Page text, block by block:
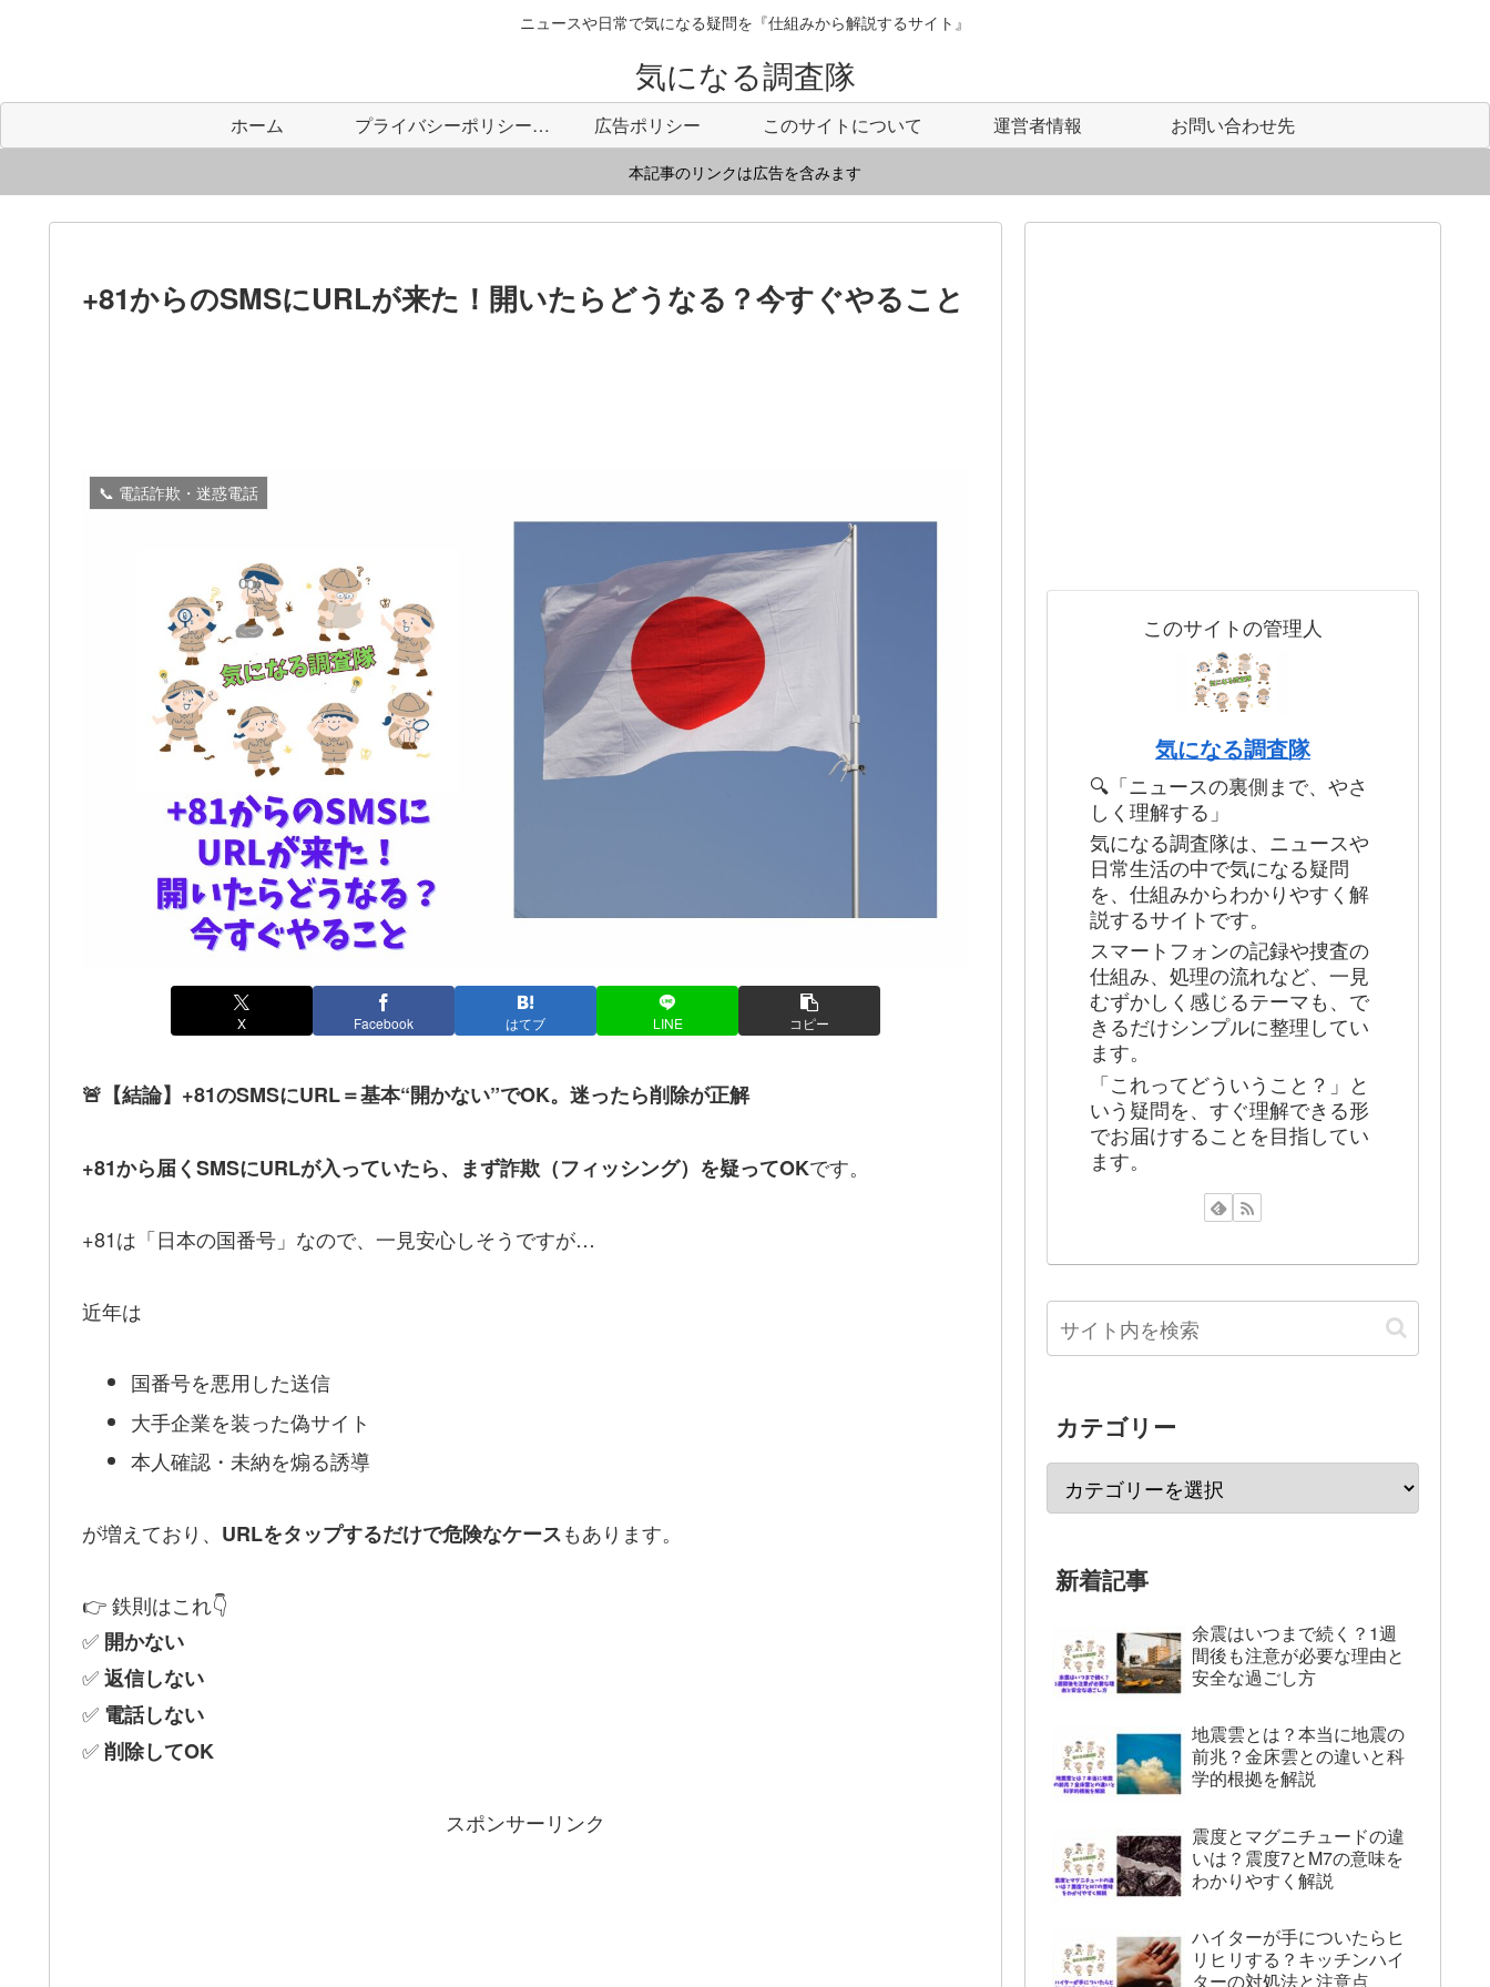
ニュースや日常で気になる疑問を『仕組みから解説するサイト』
気になる調査隊
ホーム プライバシーポリシー・免責事項 広告ポリシー このサイトについて 運営者情報 お問い合わせ先
本記事のリンクは広告を含みます
+81からのSMSにURLが来た！開いたらどうなる？今すぐやること
📞 電話詐欺・迷惑電話
X Facebook はてブ LINE コピー
🚨【結論】+81のSMSにURL＝基本“開かない”でOK。迷ったら削除が正解
+81から届くSMSにURLが入っていたら、まず詐欺（フィッシング）を疑ってOKです。
+81は「日本の国番号」なので、一見安心しそうですが…
近年は
国番号を悪用した送信
大手企業を装った偽サイト
本人確認・未納を煽る誘導
が増えており、 URLをタップするだけで危険なケースもあります。
👉 鉄則はこれ👇
✅ 開かない
✅返信しない
✅ 電話しない
✅削除してOK
スポンサーリンク
このサイトの管理人
気になる調査隊
🔍「ニュースの裏側まで、やさ
しく理解する」
気になる調査隊は、ニュースや
日常生活の中で気になる疑問
を、仕組みからわかりやすく解
説するサイトです。
スマートフォンの記録や捜査の
仕組み、処理の流れなど、一見
むずかしく感じるテーマも、で
きるだけシンプルに整理してい
ます。
「これってどういうこと？」と
いう疑問を、すぐ理解できる形
でお届けすることを目指してい
ます。
カテゴリー
新着記事
余震はいつまで続く？1週
間後も注意が必要な理由と
安全な過ごし方
地震雲とは？本当に地震の
前兆？金床雲との違いと科
学的根拠を解説
震度とマグニチュードの違
いは？震度7とM7の意味を
わかりやすく解説
ハイターが手についたらヒ
リヒリする？キッチンハイ
ターの対処法と注意点